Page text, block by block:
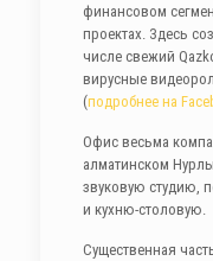
финансовом
проектах. Здесь
числе свежий
вирусные
(подробнее на
Офис весьма
алматинском
звуковую студию,
и кухню-столовую.
Существенная